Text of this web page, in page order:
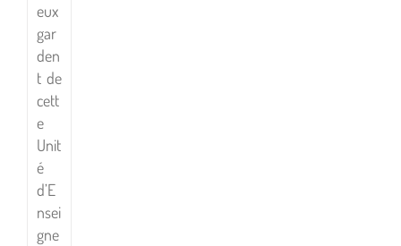
eux
gar
den
t de
cett
e
Unit
é
d’E
nsei
gne